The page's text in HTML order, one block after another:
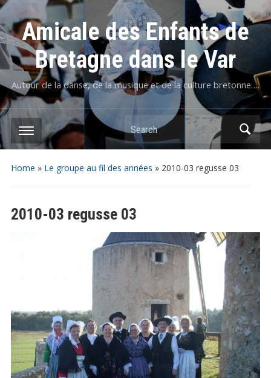
Amicale des Enfants de
Bretagne dans le Var
Autour de la danse, de la musique et de la culture bretonne….
Home » Le groupe au fil des années » 2010-03 regusse 03
2010-03 regusse 03